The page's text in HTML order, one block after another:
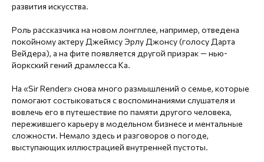
развития искусства.
Роль рассказчика на новом лонгплее, например, отведена
покойному актеру Джеймсу Эрлу Джонсу (голосу Дарта
Вейдера), а на фите появляется другой призрак — нью-
йоркский гений драмлесса Ka.
На «Sir Render» снова много размышлений о семье, которые
помогают состыковаться с воспоминаниями слушателя и
вовлечь его в путешествие по памяти другого человека,
пережившего карьеру в модельном бизнесе и ментальные
сложности. Немало здесь и разговоров о погоде,
выступающих иллюстрацией внутренней пустоты.